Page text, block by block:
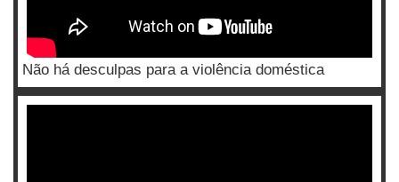
Não há desculpas para a violência doméstica